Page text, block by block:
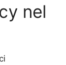
nel